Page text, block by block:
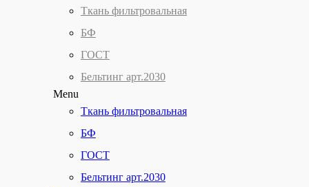
Ткань фильтровальная
БФ
ГОСТ
Бельтинг арт.2030
Menu
Ткань фильтровальная
БФ
ГОСТ
Бельтинг арт.2030